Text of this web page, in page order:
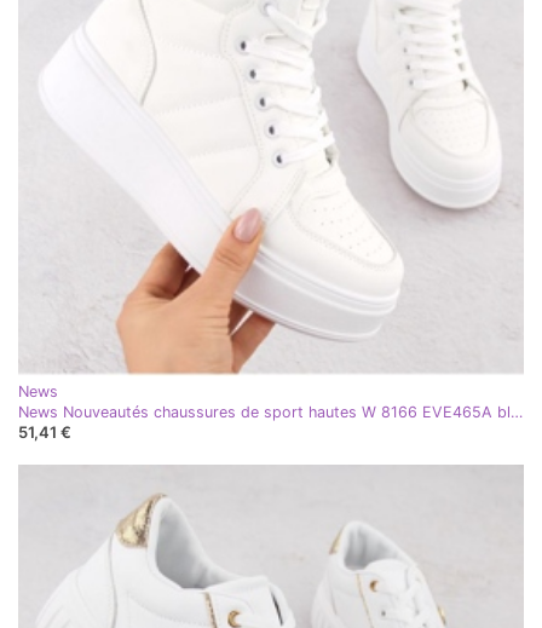
News
News Nouveautés chaussures de sport hautes W 8166 EVE465A blanc
51,41 €